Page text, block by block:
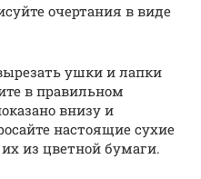
очертания в виде
ушки и лапки
в правильном
внизу и
настоящие сухие
из цветной бумаги.